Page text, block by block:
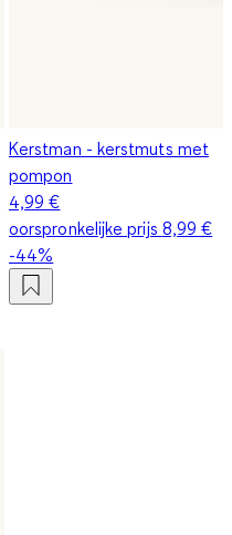
Kerstman - kerstmuts met
pompon
4,99 €
oorspronkelijke prijs 8,99 €
-44%